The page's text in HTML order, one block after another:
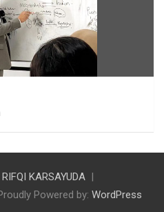
RIFQI KARSAYUDA
Powered by: WordPress